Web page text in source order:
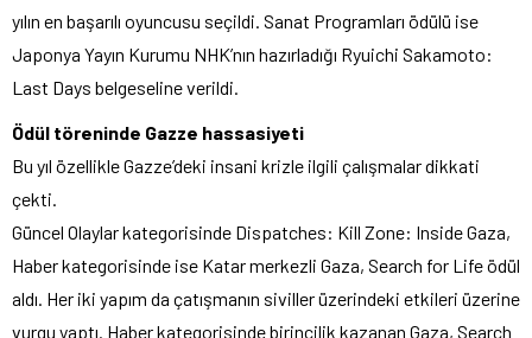
yılın en başarılı oyuncusu seçildi. Sanat Programları ödülü ise
Japonya Yayın Kurumu NHK’nın hazırladığı Ryuichi Sakamoto:
Last Days belgeseline verildi.
Ödül töreninde Gazze hassasiyeti
Bu yıl özellikle Gazze’deki insani krizle ilgili çalışmalar dikkati
çekti.
Güncel Olaylar kategorisinde Dispatches: Kill Zone: Inside Gaza,
Haber kategorisinde ise Katar merkezli Gaza, Search for Life ödül
aldı. Her iki yapım da çatışmanın siviller üzerindeki etkileri üzerine
vurgu yaptı. Haber kategorisinde birincilik kazanan Gaza, Search